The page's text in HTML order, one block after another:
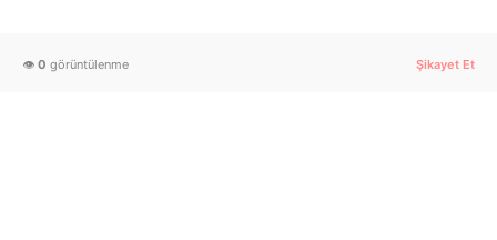
👁️ 0 görüntülenme Şikayet Et